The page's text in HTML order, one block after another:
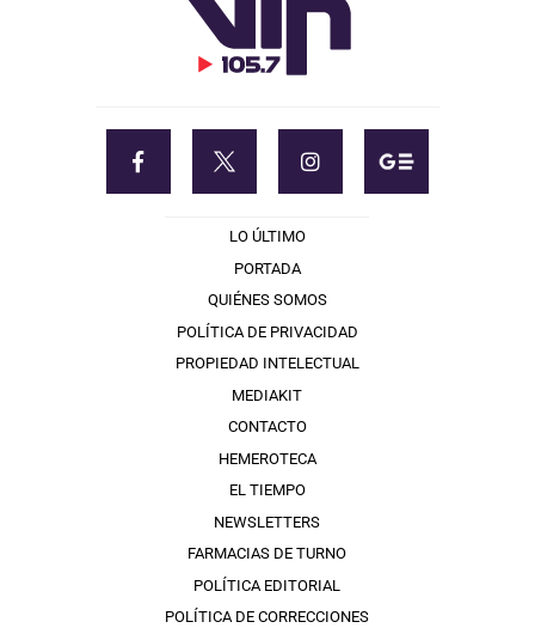
LO ÚLTIMO
PORTADA
QUIÉNES SOMOS
POLÍTICA DE PRIVACIDAD
PROPIEDAD INTELECTUAL
MEDIAKIT
CONTACTO
HEMEROTECA
EL TIEMPO
NEWSLETTERS
FARMACIAS DE TURNO
POLÍTICA EDITORIAL
POLÍTICA DE CORRECCIONES